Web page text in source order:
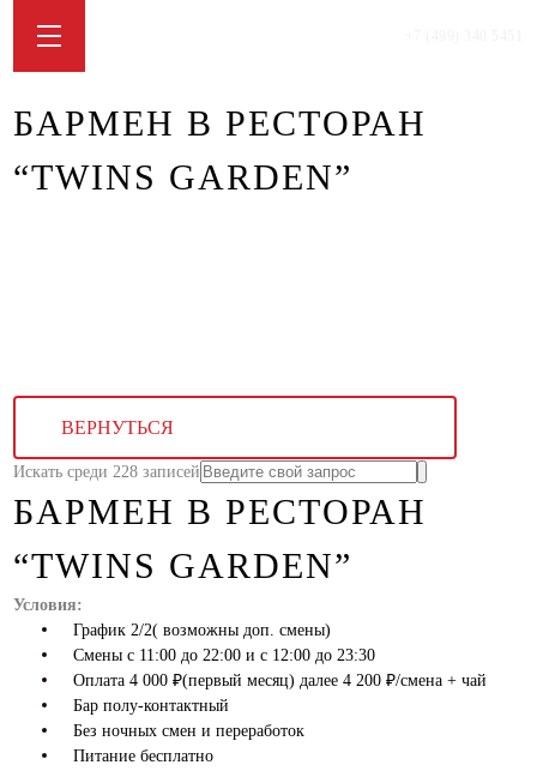
БАРМЕН В РЕСТОРАН
“TWINS GARDEN”
ВЕРНУТЬСЯ
Искать среди 228 записей
БАРМЕН В РЕСТОРАН
“TWINS GARDEN”
Условия:
График 2/2( возможны доп. смены)
Смены с 11:00 до 22:00 и с 12:00 до 23:30
Оплата 4 000 ₽(первый месяц) далее 4 200 ₽/смена + чай
Бар полу-контактный
Без ночных смен и переработок
Питание бесплатно